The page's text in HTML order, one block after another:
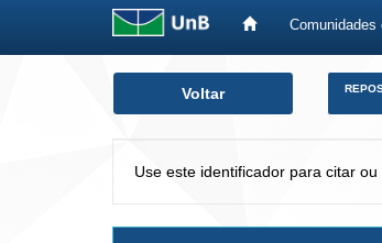
Comunidades
Voltar
Use este identificador para citar